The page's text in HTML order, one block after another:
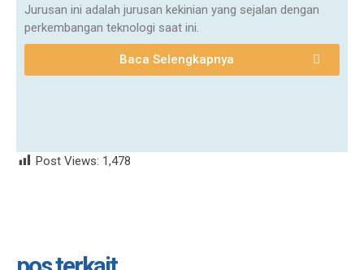
Jurusan ini adalah jurusan kekinian yang sejalan dengan
perkembangan teknologi saat ini.
Baca Selengkapnya
Post Views: 1,478